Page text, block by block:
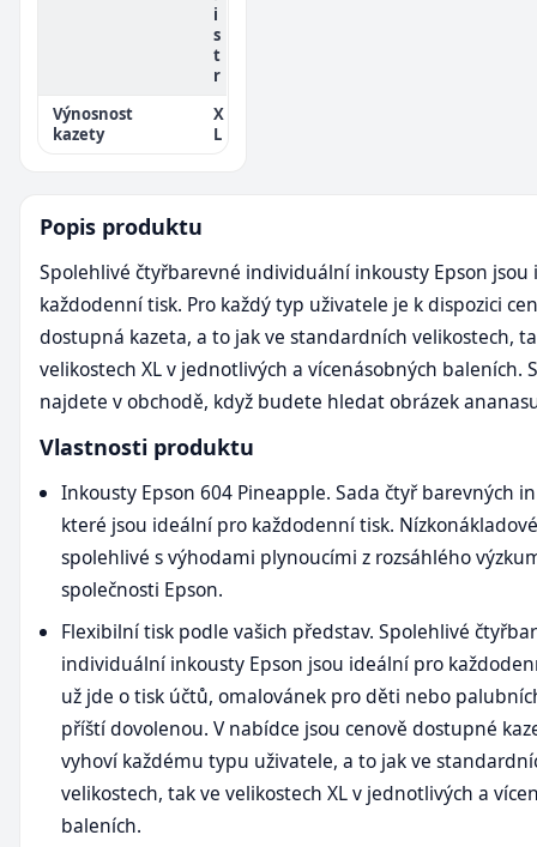
i
s
t
r
Výnosnost
kazety
X
L
Popis produktu
Spolehlivé čtyřbarevné individuální inkousty Epson jsou
každodenní tisk. Pro každý typ uživatele je k dispozici
dostupná kazeta, a to jak ve standardních velikostech,
velikostech XL v jednotlivých a vícenásobných baleních.
najdete v obchodě, když budete hledat obrázek
Vlastnosti produktu
Inkousty Epson 604 Pineapple. Sada čtyř barevných
které jsou ideální pro každodenní tisk.
spolehlivé s výhodami plynoucími z rozsáhlého
společnosti Epson.
Flexibilní tisk podle vašich představ. Spolehlivé
individuální inkousty Epson jsou ideální pro
už jde o tisk účtů, omalovánek pro děti nebo
příští dovolenou. V nabídce jsou cenově dostupné
vyhoví každému typu uživatele, a to jak ve
velikostech, tak ve velikostech XL v jednotlivých a
baleních.